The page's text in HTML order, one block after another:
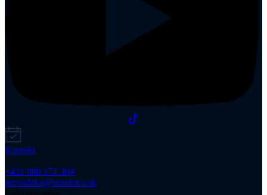
Kontakt
+421 908 171 304
prevadzka@strednica.sk